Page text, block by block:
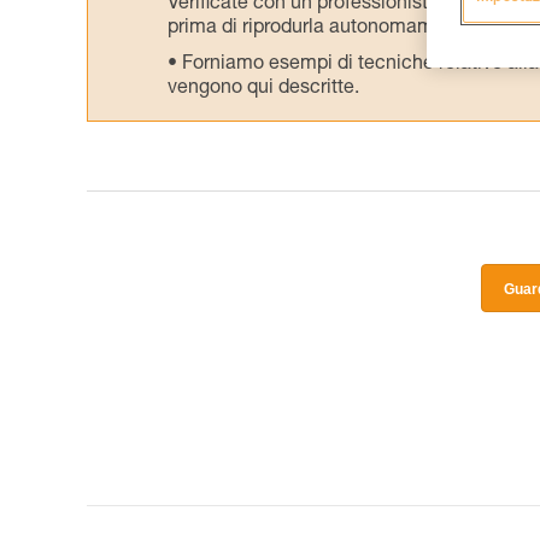
Verificate con un professionista la vostra
prima di riprodurla autonomamente.
Forniamo esempi di tecniche relative
vengono qui descritte.